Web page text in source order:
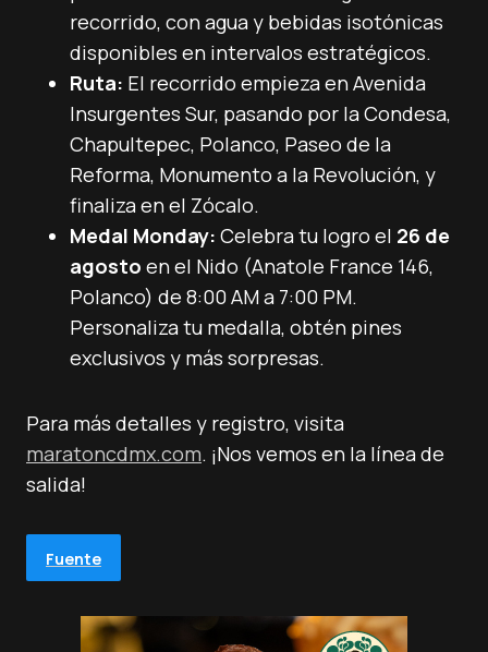
recorrido, con agua y bebidas isotónicas
disponibles en intervalos estratégicos.
Ruta: El recorrido empieza en Avenida
Insurgentes Sur, pasando por la Condesa,
Chapultepec, Polanco, Paseo de la
Reforma, Monumento a la Revolución, y
finaliza en el Zócalo.
Medal Monday: Celebra tu logro el 26 de
agosto en el Nido (Anatole France 146,
Polanco) de 8:00 AM a 7:00 PM.
Personaliza tu medalla, obtén pines
exclusivos y más sorpresas.
Para más detalles y registro, visita
maratoncdmx.com. ¡Nos vemos en la línea de
salida!
Fuente